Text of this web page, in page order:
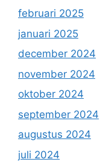
februari 2025
januari 2025
december 2024
november 2024
oktober 2024
september 2024
augustus 2024
juli 2024